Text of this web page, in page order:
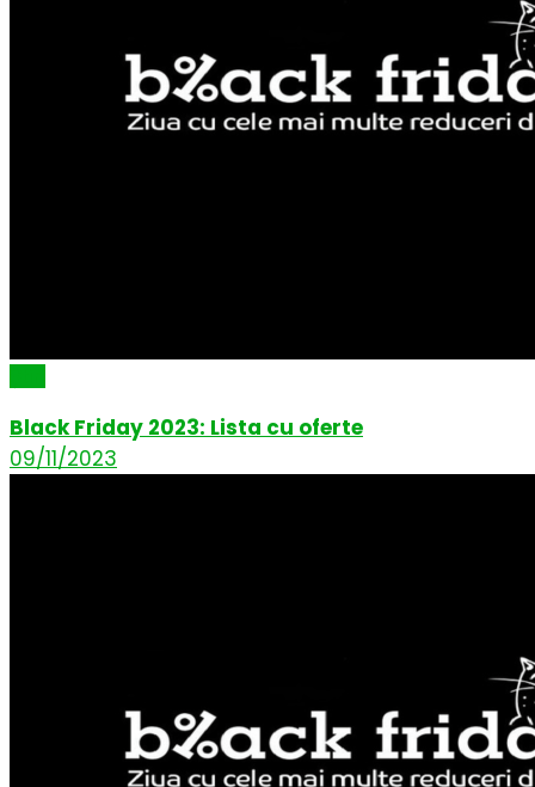
Black Friday 2023: Lista cu oferte
09/11/2023